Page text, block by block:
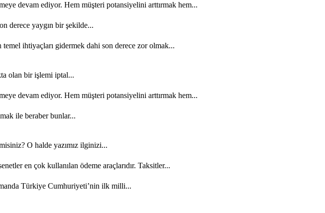
devam ediyor. Hem müşteri potansiyelini arttırmak hem...
derece yaygın bir şekilde...
ihtiyaçları gidermek dahi son derece zor olmak...
olan bir işlemi iptal...
devam ediyor. Hem müşteri potansiyelini arttırmak hem...
ile beraber bunlar...
O halde yazımız ilginizi...
en çok kullanılan ödeme araçlarıdır. Taksitler...
Türkiye Cumhuriyeti’nin ilk milli...